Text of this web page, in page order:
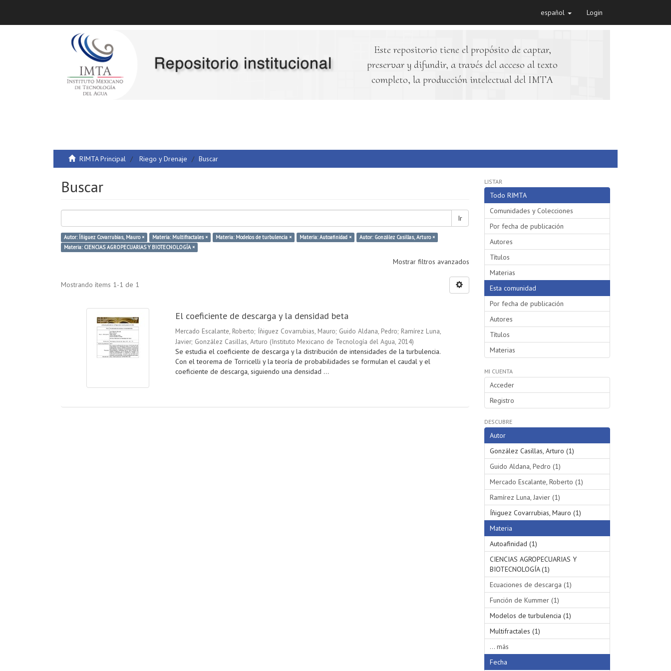
español Login
Este repositorio tiene el propósito de captar,
preservar y difundir, a través del acceso al texto
completo, la producción intelectual del IMTA
RIMTA Principal Riego y Drenaje Buscar
Buscar
Ir
Autor: Íñiguez Covarrubias, Mauro × Materia: Multifractales × Materia: Modelos de turbulencia × Materia: Autoafinidad ×
Autor: González Casillas, Arturo ×
Materia: CIENCIAS AGROPECUARIAS Y BIOTECNOLOGÍA ×
Mostrar filtros avanzados
Mostrando ítems 1-1 de 1
El coeficiente de descarga y la densidad beta
Mercado Escalante, Roberto; Íñiguez Covarrubias, Mauro; Guido Aldana, Pedro; Ramírez Luna,
Javier; González Casillas, Arturo (Instituto Mexicano de Tecnología del Agua, 2014)
Se estudia el coeficiente de descarga y la distribución de intensidades de la turbulencia.
Con el teorema de Torricelli y la teoría de probabilidades se formulan el caudal y el
coeficiente de descarga, siguiendo una densidad ...
LISTAR
Todo RIMTA
Comunidades y Colecciones
Por fecha de publicación
Autores
Títulos
Materias
Esta comunidad
Por fecha de publicación
Autores
Títulos
Materias
MI CUENTA
Acceder
Registro
DESCUBRE
Autor
González Casillas, Arturo (1)
Guido Aldana, Pedro (1)
Mercado Escalante, Roberto (1)
Ramírez Luna, Javier (1)
Íñiguez Covarrubias, Mauro (1)
Materia
Autoafinidad (1)
CIENCIAS AGROPECUARIAS Y
BIOTECNOLOGÍA (1)
Ecuaciones de descarga (1)
Función de Kummer (1)
Modelos de turbulencia (1)
Multifractales (1)
... más
Fecha